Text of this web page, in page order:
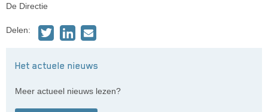
De Directie
Delen:
Het actuele nieuws
Meer actueel nieuws lezen?